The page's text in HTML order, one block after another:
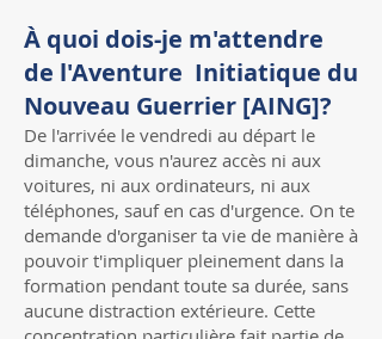
À quoi dois-je m'attendre
de l'Aventure Initiatique du
Nouveau Guerrier [AING]?
De l'arrivée le vendredi au départ le
dimanche, vous n'aurez accès ni aux
voitures, ni aux ordinateurs, ni aux
téléphones, sauf en cas d'urgence. On te
demande d'organiser ta vie de manière à
pouvoir t'impliquer pleinement dans la
formation pendant toute sa durée, sans
aucune distraction extérieure. Cette